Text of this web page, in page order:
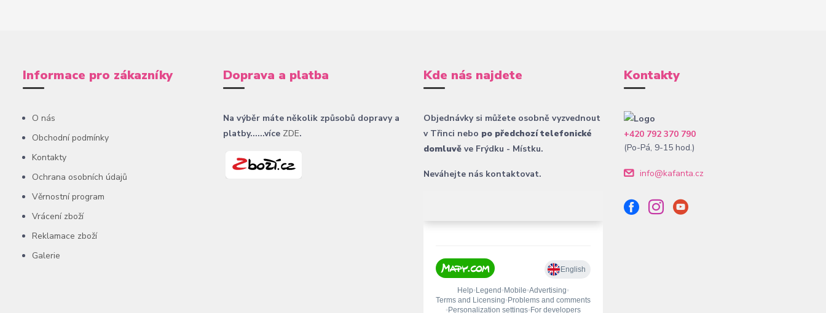
Informace pro zákazníky
O nás
Obchodní podmínky
Kontakty
Ochrana osobních údajů
Věrnostní program
Vrácení zboží
Reklamace zboží
Galerie
Doprava a platba
Na výběr máte několik způsobů dopravy a
platby......více ZDE.
Kde nás najdete
Objednávky si můžete osobně vyzvednout
v Třinci nebo po předchozí telefonické
domluvě ve Frýdku - Místku.
Neváhejte nás kontaktovat.
Kontakty
+420 792 370 790
(Po-Pá, 9-15 hod.)
info@kafanta.cz